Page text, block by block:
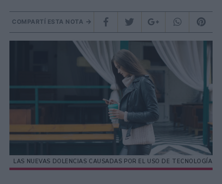
COMPARTÍ ESTA NOTA
LAS NUEVAS DOLENCIAS CAUSADAS POR EL USO DE TECNOLOGÍA